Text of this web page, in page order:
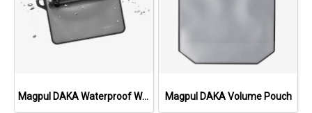
Magpul DAKA Waterproof Window Pouch, Medium Magpul DAKA Volume Pouch